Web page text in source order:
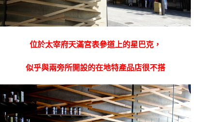
位於太宰府天滿宮表參道上的星巴克，
似乎與兩旁所開設的在地特產品店很不搭